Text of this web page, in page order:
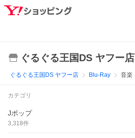
ぐるぐる王国DS ヤフー店
ぐるぐる王国DS ヤフー店 Blu-Ray 音楽
カテゴリ
Jポップ
3,318件